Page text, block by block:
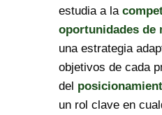
estudia a la
oportunidades de
una estrategia
objetivos de cada
del
un rol clave en